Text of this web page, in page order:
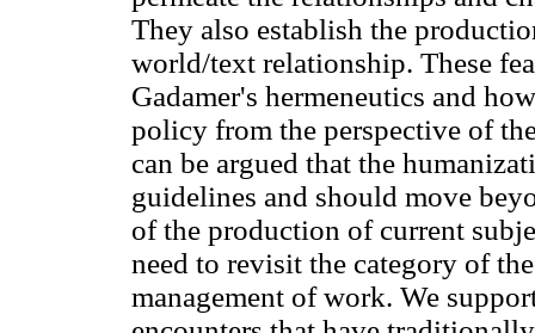
They also establish the
world/text relationship. These
Gadamer's hermeneutics and
policy from the perspective of
can be argued that the
guidelines and should move
of the production of current
need to revisit the category of
management of work. We